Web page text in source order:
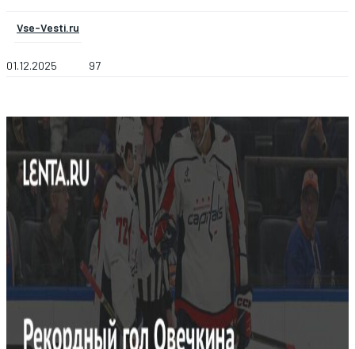
Vse-Vesti.ru
01.12.2025 97